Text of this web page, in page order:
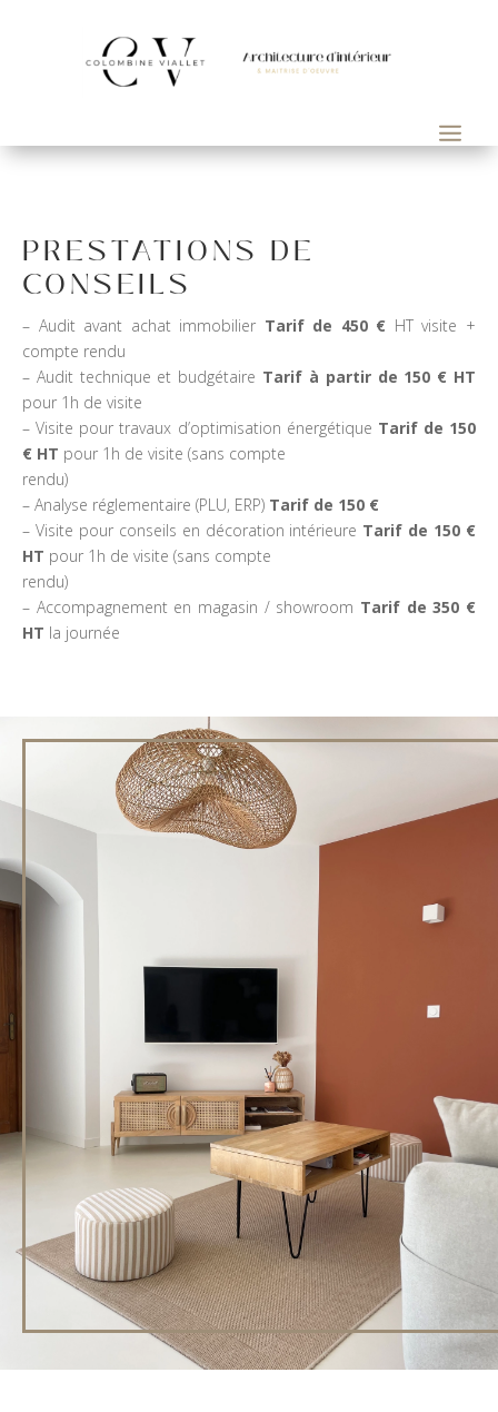
PRESTATIONS DE
CONSEILS
– Audit avant achat immobilier Tarif de 450 € HT visite +
compte rendu
– Audit technique et budgétaire Tarif à partir de 150 € HT
pour 1h de visite
– Visite pour travaux d’optimisation énergétique Tarif de 150
€ HT pour 1h de visite (sans compte
rendu)
– Analyse réglementaire (PLU, ERP) Tarif de 150 €
– Visite pour conseils en décoration intérieure Tarif de 150 €
HT pour 1h de visite (sans compte
rendu)
– Accompagnement en magasin / showroom Tarif de 350 €
HT la journée